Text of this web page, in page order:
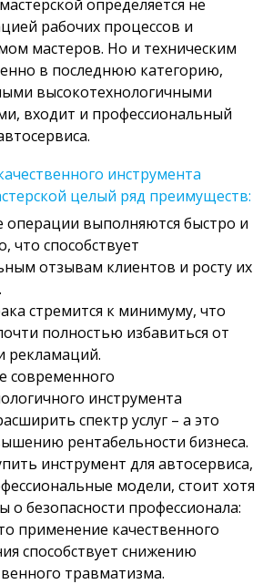
определяется не
рабочих процессов и
мастеров. Но и техническим
в последнюю категорию,
высокотехнологичными
входит и профессиональный
инструмента
целый ряд преимуществ:
операции выполняются быстро и
что способствует
отзывам клиентов и росту их
стремится к минимуму, что
полностью избавиться от
рекламаций.
современного
инструмента
спектр услуг – а это
рентабельности бизнеса.
инструмент для автосервиса,
модели, стоит хотя
о безопасности профессионала:
применение качественного
способствует снижению
травматизма.